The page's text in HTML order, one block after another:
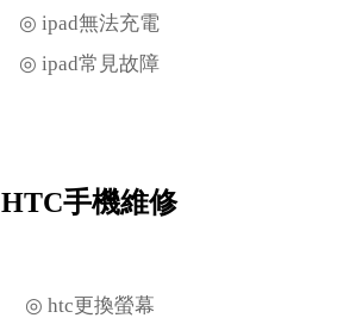
◎ ipad無法充電
◎ ipad常見故障
HTC手機維修
◎ htc更換螢幕